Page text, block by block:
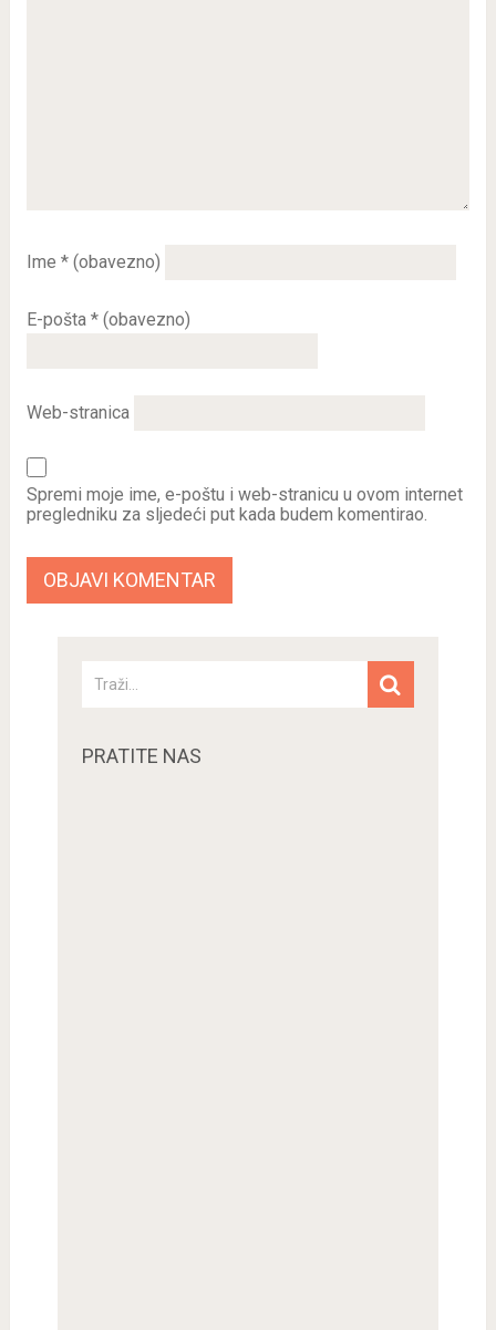
Ime * (obavezno)
E-pošta * (obavezno)
Web-stranica
Spremi moje ime, e-poštu i web-stranicu u ovom internet
pregledniku za sljedeći put kada budem komentirao.
PRATITE NAS